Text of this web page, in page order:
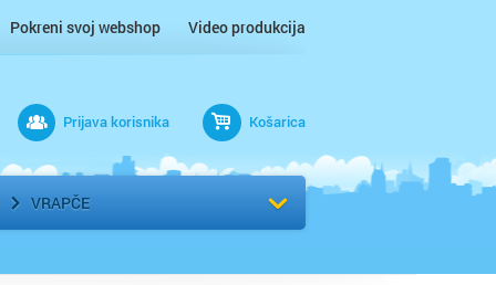
Pokreni svoj webshop Video produkcija
Prijava korisnika Košarica
VRAPČE